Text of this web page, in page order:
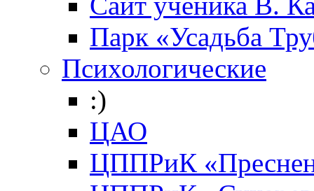
Парк «Усадьба
Психологические
:)
ЦАО
ЦППРиК